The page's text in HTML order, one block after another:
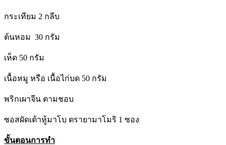
กระเทียม 2 กลีบ
ต้นหอม 30 กรัม
เห็ด 50 กรัม
เนื้อหมู หรือ เนื้อไก่บด 50 กรัม
พริกเผาจีน ตามชอบ
ซอสผัดเต้าหู้มาโบ ตรายามาโมริ 1 ซอง
ขั้นตอนการทำ